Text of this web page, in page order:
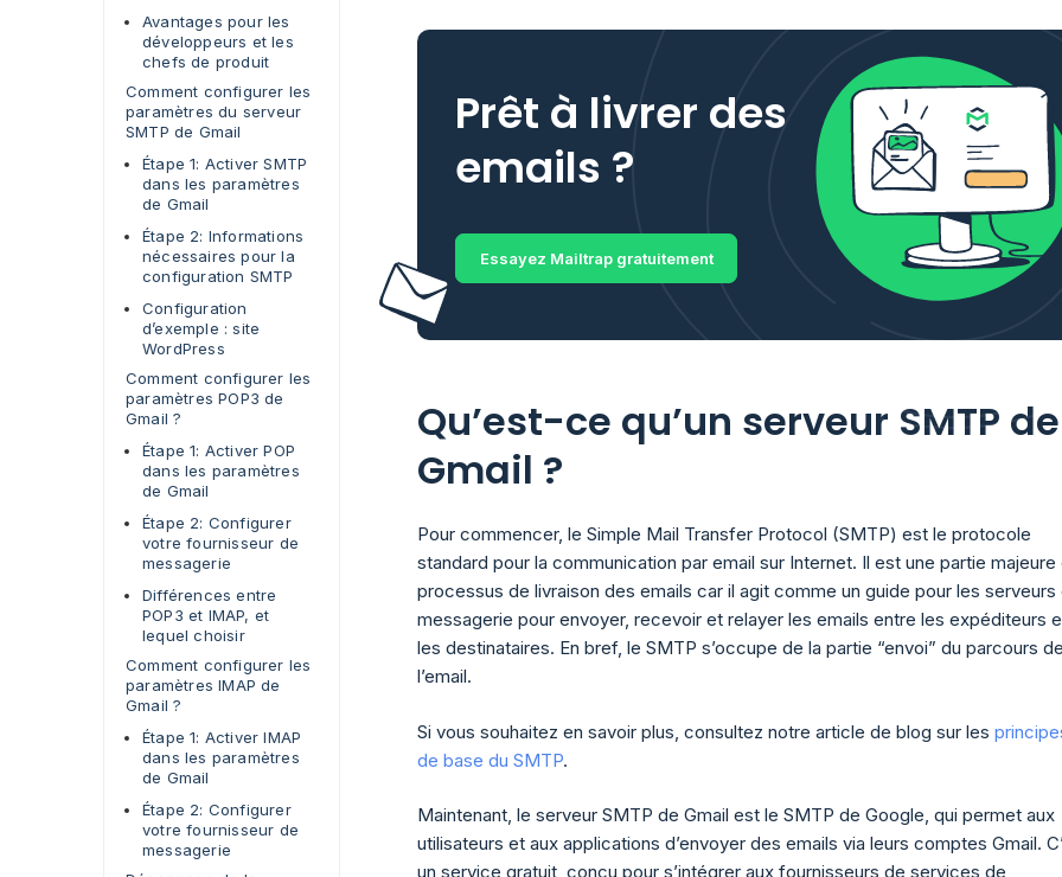
Avantages pour les
développeurs et les
chefs de produit
Comment configurer les
paramètres du serveur
SMTP de Gmail
Étape 1: Activer SMTP
dans les paramètres
de Gmail
Étape 2: Informations
nécessaires pour la
configuration SMTP
Configuration
d’exemple : site
WordPress
Comment configurer les
paramètres POP3 de
Gmail ?
Étape 1: Activer POP
dans les paramètres
de Gmail
Étape 2: Configurer
votre fournisseur de
messagerie
Différences entre
POP3 et IMAP, et
lequel choisir
Comment configurer les
paramètres IMAP de
Gmail ?
Étape 1: Activer IMAP
dans les paramètres
de Gmail
Étape 2: Configurer
votre fournisseur de
messagerie
Prêt à livrer des
emails ?
Essayez Mailtrap gratuitement
Qu’est-ce qu’un serveur SMTP de
Gmail ?
Pour commencer, le Simple Mail Transfer Protocol (SMTP) est le protocole
standard pour la communication par email sur Internet. Il est une partie majeure
processus de livraison des emails car il agit comme un guide pour les serveurs
messagerie pour envoyer, recevoir et relayer les emails entre les expéditeurs
les destinataires. En bref, le SMTP s’occupe de la partie “envoi” du parcours
l’email.
Si vous souhaitez en savoir plus, consultez notre article de blog sur les
de base du SMTP.
Maintenant, le serveur SMTP de Gmail est le SMTP de Google, qui permet aux
utilisateurs et aux applications d’envoyer des emails via leurs comptes Gmail.
un service gratuit, conçu pour s’intégrer aux fournisseurs de services de